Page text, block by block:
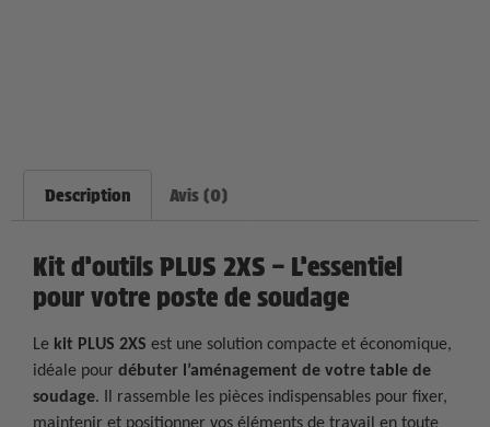
Description Avis (0)
Kit d’outils PLUS 2XS – L’essentiel
pour votre poste de soudage
Le kit PLUS 2XS est une solution compacte et économique,
idéale pour débuter l’aménagement de votre table de
soudage. Il rassemble les pièces indispensables pour fixer,
maintenir et positionner vos éléments de travail en toute